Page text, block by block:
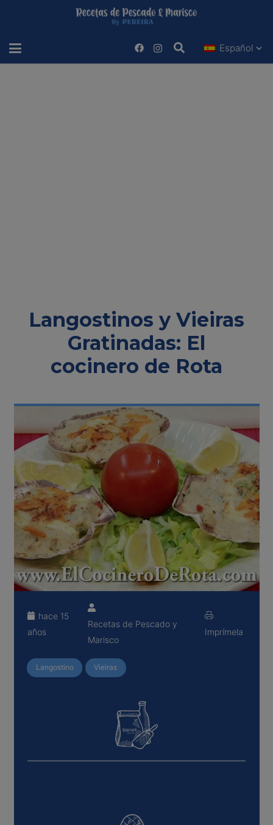
Español
Langostinos y Vieiras
Gratinadas: El
cocinero de Rota
hace 15
años
Recetas de Pescado y
Marisco
Imprímela
Langostino Vieiras